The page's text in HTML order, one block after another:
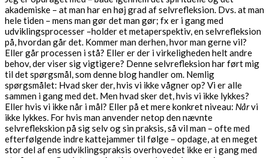
akademiske – at man har en høj grad af selvrefleksion. Dvs. at man
hele tiden – mens man gør det man gør; fx er i gang med
udviklingsprocesser –holder et metaperspektiv, en selvrefleksion
på, hvordan går det. Kommer man derhen, hvor man gerne vil?
Eller går processen i stå? Eller er der i virkeligheden helt andre
behov, der viser sig vigtigere? Denne selvrefleksion har ført mig
til det spørgsmål, som denne blog handler om. Nemlig
spørgsmålet: Hvad sker der, hvis vi ikke vågner op? Vi er alle
sammen i gang med det. Men hvad sker det, hvis vi ikke lykkes?
Eller hvis vi ikke når i mål? Eller på et mere konkret niveau: Nårvi
ikke lykkes. For hvis man anvender netop den nævnte
selvreflekskion på sig selv og sin praksis, så vil man – ofte med
efterfølgende indre kattejammer til følge – opdage, at en meget
stor del af ens udviklingspraksis overhovedet ikke er i gang med